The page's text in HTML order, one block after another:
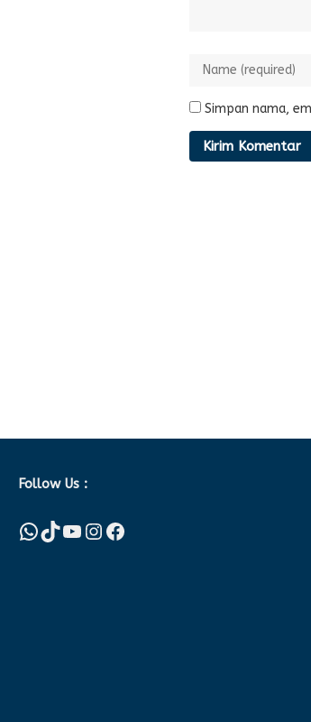
Simpan nama,
Follow Us :
WhatsApp
TikTok
YouTube
Instagram
Facebook